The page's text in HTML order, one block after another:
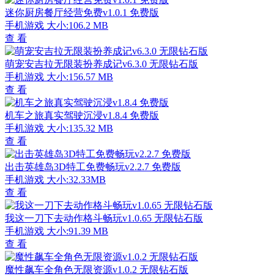
迷你厨房餐厅经营免费v1.0.1 免费版
手机游戏 大小:106.2 MB
查 看
萌宠安吉拉无限装扮养成记v6.3.0 无限钻石版
手机游戏 大小:156.57 MB
查 看
机车之旅真实驾驶沉浸v1.8.4 免费版
手机游戏 大小:135.32 MB
查 看
出击英雄岛3D特工免费畅玩v2.2.7 免费版
手机游戏 大小:32.33MB
查 看
我这一刀下去动作格斗畅玩v1.0.65 无限钻石版
手机游戏 大小:91.39 MB
查 看
魔性飙车全角色无限资源v1.0.2 无限钻石版